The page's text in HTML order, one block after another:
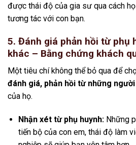
được thái độ của gia sư qua cách
tương tác với con bạn.
5. Đánh giá phản hồi từ phụ
khác – Bằng chứng khách
Một tiêu chí không thể bỏ qua để
đánh giá, phản hồi từ những
của họ.
Nhận xét từ phụ huynh:Những
tiến bộ của con em, thái độ làm